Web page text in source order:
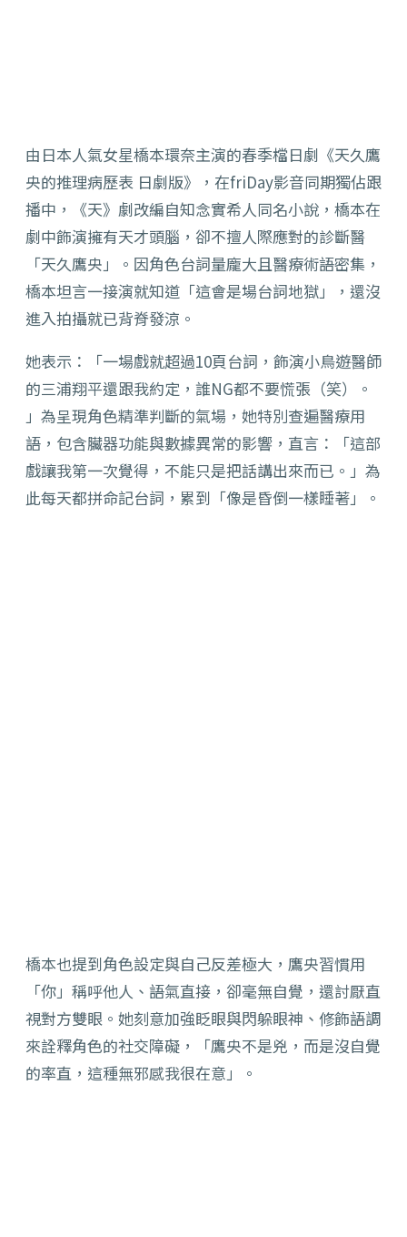
由日本人氣女星橋本環奈主演的春季檔日劇《天久鷹
央的推理病歷表 日劇版》，在friDay影音同期獨佔跟
播中，《天》 劇改編自知念實希人同名小說，橋本在
劇中飾演擁有天才頭腦， 卻不擅人際應對的診斷醫
「天久鷹央」。 因角色台詞量龐大且醫療術語密集，
橋本坦言一接演就知道「這會是場台詞地獄」，還沒
進入拍攝就已背脊發涼。
她表示：「一場戲就超過10頁台詞， 飾演小鳥遊醫師
的三浦翔平還跟我約定，誰NG都不要慌張（笑）。
」為呈現角色精準判斷的氣場，她特別查遍醫療用
語， 包含臟器功能與數據異常的影響，直言：「這部
戲讓我第一次覺得， 不能只是把話講出來而已。」為
此每天都拼命記台詞，累到「像是昏倒一樣睡著」。
橋本也提到角色設定與自己反差極大，鷹央習慣用
「你」稱呼他人、 語氣直接，卻毫無自覺，還討厭直
視對方雙眼。 她刻意加強眨眼與閃躲眼神、修飾語調
來詮釋角色的社交障礙，「鷹央不是兇，而是沒自覺
的率直，這種無邪感我很在意」。